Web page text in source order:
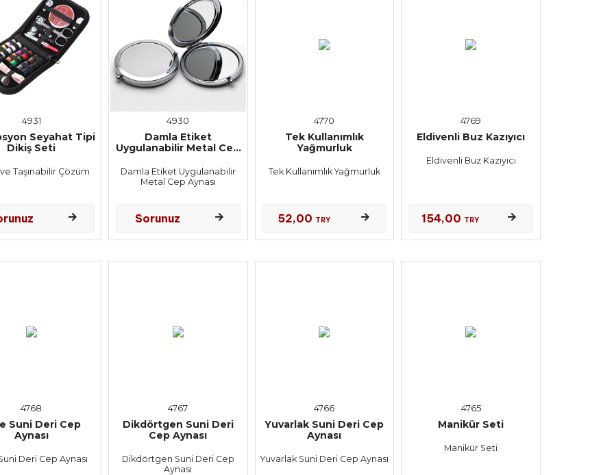
4931
Seyahat Tipi
Dikiş Seti
Taşınabilir Çözüm
4930
Damla Etiket
Uygulanabilir Metal Cep
Damla Etiket Uygulanabilir
Metal Cep Aynası
Sorunuz
4770
Tek Kullanımlık
Yağmurluk
Tek Kullanımlık Yağmurluk
52,00 TRY
4769
Eldivenli Buz Kazıyıcı
Eldivenli Buz Kazıyıcı
154,00 TRY
4768
Suni Deri Cep
Aynası
Deri Cep Aynası
4767
Dikdörtgen Suni Deri
Cep Aynası
Dikdörtgen Suni Deri Cep
Aynası
4766
Yuvarlak Suni Deri Cep
Aynası
Yuvarlak Suni Deri Cep Aynası
4765
Manikür Seti
Manikür Seti